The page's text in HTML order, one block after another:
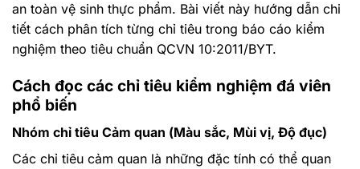
an toàn vệ sinh thực phẩm. Bài viết này hướng dẫn chi
tiết cách phân tích từng chỉ tiêu trong báo cáo kiểm
nghiệm theo tiêu chuẩn QCVN 10:2011/BYT.
Cách đọc các chỉ tiêu kiểm nghiệm đá viên
phổ biến
Nhóm chỉ tiêu Cảm quan (Màu sắc, Mùi vị, Độ đục)
Các chỉ tiêu cảm quan là những đặc tính có thể quan